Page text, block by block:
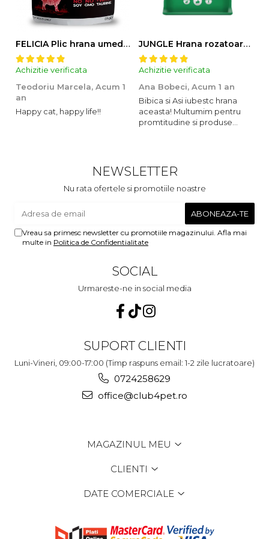
FELICIA Plic hrana umeda pentru pisici adulte, cu Miel, Set 12x85g
Achizitie verificata
Teodoriu Marcela, Acum 1
an
Happy cat, happy life!!
JUNGLE Hrana rozatoare IEPURI 500g
Achizitie verificata
Ana Bobeci, Acum 1 an
Bibica si Asi iubestc hrana
aceasta! Multumim pentru
promtitudine si produse
NEWSLETTER
Nu rata ofertele si promotiile noastre
Vreau sa primesc newsletter cu promotiile magazinului. Afla mai
multe in Politica de Confidentialitate
SOCIAL
Urmareste-ne in social media
SUPORT CLIENTI
Luni-Vineri, 09:00-17:00 (Timp raspuns email: 1-2 zile lucratoare)
0724258629
office@club4pet.ro
MAGAZINUL MEU
CLIENTI
DATE COMERCIALE